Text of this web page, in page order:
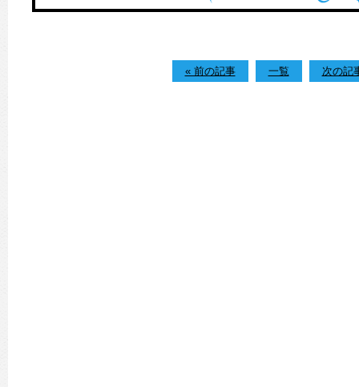
« 前の記事 一覧 次の記